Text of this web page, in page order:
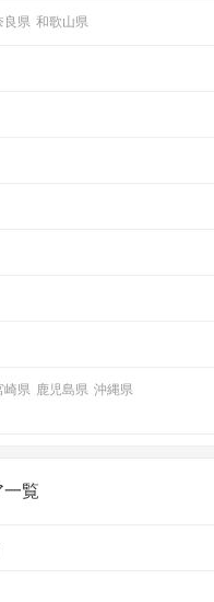
良県 和歌山県
崎県 鹿児島県 沖縄県
一覧